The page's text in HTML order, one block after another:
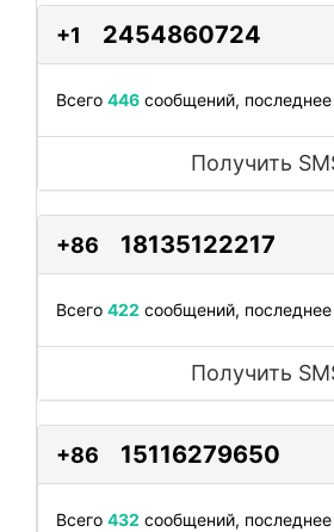
+1 2454860724
Всего 446 сообщений, последнее
Получить
+86 18135122217
Всего 422 сообщений, последнее
Получить
+86 15116279650
Всего 432 сообщений, последнее